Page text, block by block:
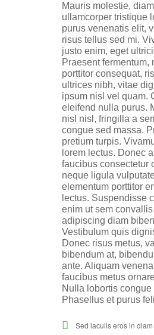
Mauris molestie, diam
ullamcorper tristique
purus venenatis elit,
risus tellus sed mi.
justo enim, eget
Praesent fermentum,
porttitor consequat,
ultrices nibh, vitae
ipsum nisl vel quam.
eleifend nulla purus.
nisl nisl, fringilla a
congue sed massa.
pretium turpis.
lorem lectus. Donec
faucibus consectetur
neque ligula
elementum porttitor
lectus. Suspendisse
enim ut sem
adipiscing diam
Vestibulum quis
Donec risus metus,
bibendum at,
ante. Aliquam
faucibus metus
Nulla lobortis congue
Phasellus et purus
Sed iaculis eros in